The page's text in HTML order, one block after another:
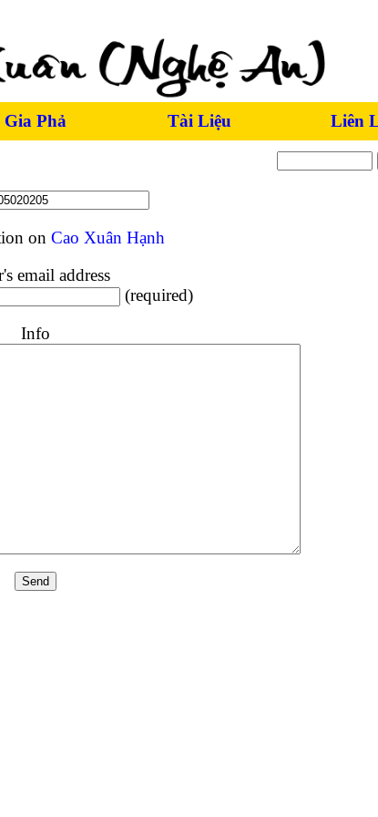
Gia Phả Tài Liệu Liên
on Cao Xuân Hạnh
email address
(required)
Info